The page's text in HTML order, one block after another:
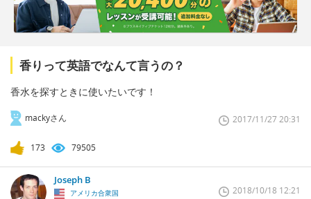
香りって英語でなんて言うの？
香水を探すときに使いたいです！
mackyさん 2017/11/27 20:31
173 79505
Joseph B
アメリカ合衆国 2018/10/18 12:21